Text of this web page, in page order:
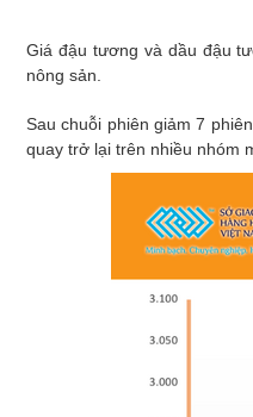
Giá đậu tương và dầu đậu
nông sản.
Sau chuỗi phiên giảm 7
quay trở lại trên nhiều nhóm